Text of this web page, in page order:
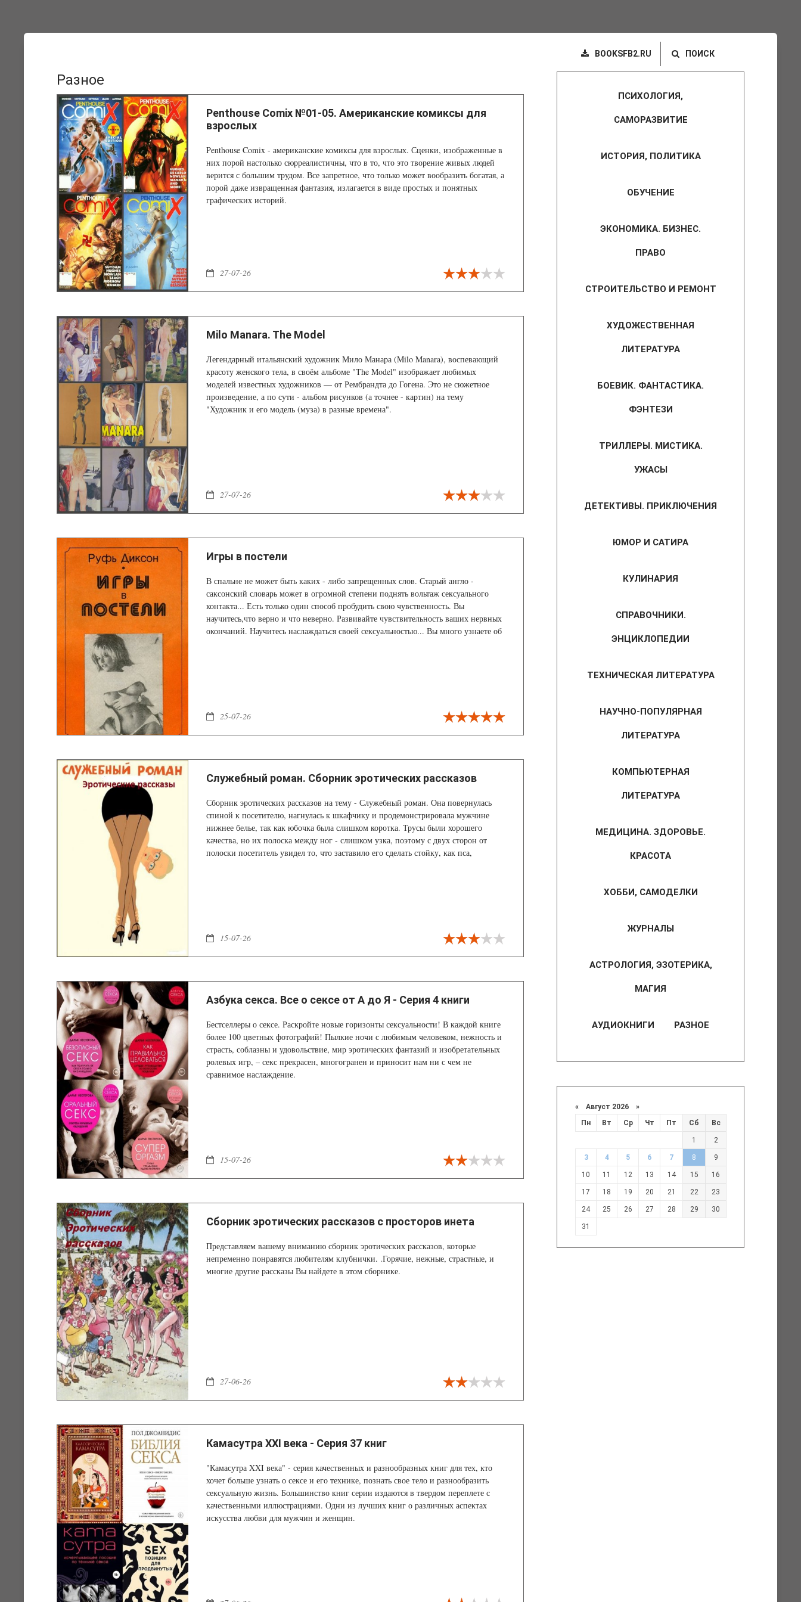
BOOKSFB2.RU ПОИСК
Разное
Penthouse Comix №01-05. Американские комиксы для
взрослых
Penthouse Comix - американские комиксы для взрослых. Сценки, изображенные в
них порой настолько сюрреалистичны, что в то, что это творение живых людей
верится с большим трудом. Все запретное, что только может вообразить богатая, а
порой даже извращенная фантазия, излагается в виде простых и понятных
графических историй.
27-07-26
Milo Manara. The Model
Легендарный итальянский художник Мило Манара (Milo Manara), воспевающий
красоту женского тела, в своём альбоме "The Model" изображает любимых
моделей известных художников — от Рембрандта до Гогена. Это не сюжетное
произведение, а по сути - альбом рисунков (а точнее - картин) на тему
"Художник и его модель (муза) в разные времена".
27-07-26
Игры в постели
В спальне не может быть каких - либо запрещенных слов. Старый англо -
саксонский словарь может в огромной степени поднять вольтаж сексуального
контакта... Есть только один способ пробудить свою чувственность. Вы
научитесь,что верно и что неверно. Развивайте чувствительность ваших нервных
окончаний. Научитесь наслаждаться своей сексуальностью... Вы много узнаете об
25-07-26
Служебный роман. Сборник эротических рассказов
Сборник эротических рассказов на тему - Служебный роман. Она повернулась
спиной к посетителю, нагнулась к шкафчику и продемонстрировала мужчине
нижнее белье, так как юбочка была слишком коротка. Трусы были хорошего
качества, но их полоска между ног - слишком узка, поэтому с двух сторон от
полоски посетитель увидел то, что заставило его сделать стойку, как пса,
15-07-26
Азбука секса. Все о сексе от А до Я - Серия 4 книги
Бестселлеры о сексе. Раскройте новые горизонты сексуальности! В каждой книге
более 100 цветных фотографий! Пылкие ночи с любимым человеком, нежность и
страсть, соблазны и удовольствие, мир эротических фантазий и изобретательных
ролевых игр, – секс прекрасен, многогранен и приносит нам ни с чем не
сравнимое наслаждение.
15-07-26
Сборник эротических рассказов с просторов инета
Представляем вашему вниманию сборник эротических рассказов, которые
непременно понравятся любителям клубнички. .Горячие, нежные, страстные, и
многие другие рассказы Вы найдете в этом сборнике.
27-06-26
Камасутра XXI века - Серия 37 книг
"Камасутра XXI века" - серия качественных и разнообразных книг для тех, кто
хочет больше узнать о сексе и его технике, познать свое тело и разнообразить
сексуальную жизнь. Большинство книг серии издаются в твердом переплете с
качественными иллюстрациями. Одни из лучших книг о различных аспектах
искусства любви для мужчин и женщин.
ПСИХОЛОГИЯ,
САМОРАЗВИТИЕ
ИСТОРИЯ, ПОЛИТИКА
ОБУЧЕНИЕ
ЭКОНОМИКА. БИЗНЕС.
ПРАВО
СТРОИТЕЛЬСТВО И РЕМОНТ
ХУДОЖЕСТВЕННАЯ
ЛИТЕРАТУРА
БОЕВИК. ФАНТАСТИКА.
ФЭНТЕЗИ
ТРИЛЛЕРЫ. МИСТИКА.
УЖАСЫ
ДЕТЕКТИВЫ. ПРИКЛЮЧЕНИЯ
ЮМОР И САТИРА
КУЛИНАРИЯ
СПРАВОЧНИКИ.
ЭНЦИКЛОПЕДИИ
ТЕХНИЧЕСКАЯ ЛИТЕРАТУРА
НАУЧНО-ПОПУЛЯРНАЯ
ЛИТЕРАТУРА
КОМПЬЮТЕРНАЯ
ЛИТЕРАТУРА
МЕДИЦИНА. ЗДОРОВЬЕ.
КРАСОТА
ХОББИ, САМОДЕЛКИ
ЖУРНАЛЫ
АСТРОЛОГИЯ, ЭЗОТЕРИКА,
МАГИЯ
АУДИОКНИГИ РАЗНОЕ
« Август 2026 »
Пн
Вт Ср Чт Пт Сб Вс
1 2
3 4 5 6 7 8 9
10 11 12 13 14 15 16
17 18 19 20 21 22 23
24 25 26 27 28 29 30
31